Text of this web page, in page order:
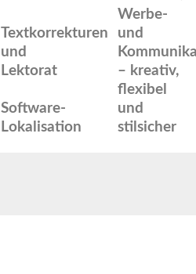
Textkorrekturen
und
Lektorat
Software-
Lokalisation
Werbe-
und
– kreativ,
flexibel
und
stilsicher